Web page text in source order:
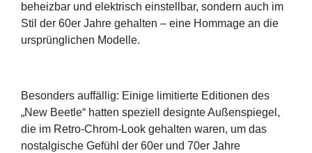
beheizbar und elektrisch einstellbar, sondern auch im
Stil der 60er Jahre gehalten – eine Hommage an die
ursprünglichen Modelle.
Besonders auffällig: Einige limitierte Editionen des
„New Beetle“ hatten speziell designte Außenspiegel,
die im Retro-Chrom-Look gehalten waren, um das
nostalgische Gefühl der 60er und 70er Jahre